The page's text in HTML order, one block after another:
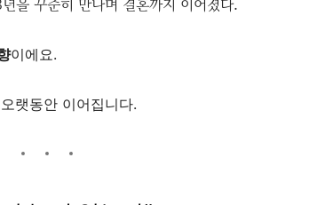
이에요.
랫동안 이어집니다.